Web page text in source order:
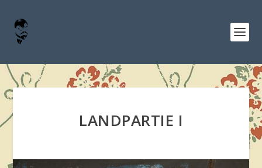
LANDPARTIE I